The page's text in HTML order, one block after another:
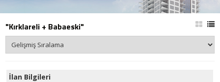
"Kırklareli + Babaeski"
İlan Bilgileri